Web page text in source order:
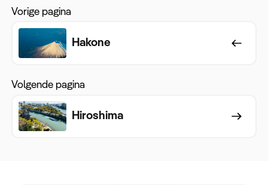
Vorige pagina
Hakone
Volgende pagina
Hiroshima